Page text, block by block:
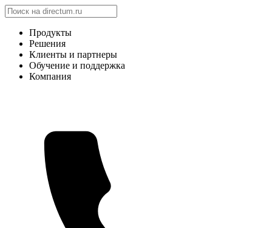
Продукты
Решения
Клиенты и партнеры
Обучение и поддержка
Компания